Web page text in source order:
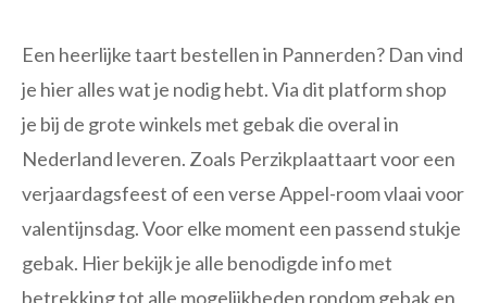
Een heerlijke taart bestellen in Pannerden? Dan vind
je hier alles wat je nodig hebt. Via dit platform shop
je bij de grote winkels met gebak die overal in
Nederland leveren. Zoals Perzikplaattaart voor een
verjaardagsfeest of een verse Appel-room vlaai voor
valentijnsdag. Voor elke moment een passend stukje
gebak. Hier bekijk je alle benodigde info met
betrekking tot alle mogelijkheden rondom gebak en